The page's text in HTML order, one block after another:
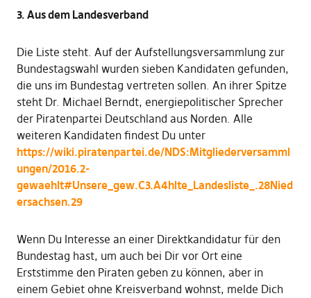
3. Aus dem Landesverband
Die Liste steht. Auf der Aufstellungsversammlung zur
Bundestagswahl wurden sieben Kandidaten gefunden,
die uns im Bundestag vertreten sollen. An ihrer Spitze
steht Dr. Michael Berndt, energiepolitischer Sprecher
der Piratenpartei Deutschland aus Norden. Alle
weiteren Kandidaten findest Du unter
https://wiki.piratenpartei.de/NDS:Mitgliederversamml
ungen/2016.2-
gewaehlt#Unsere_gew.C3.A4hlte_Landesliste_.28Nied
ersachsen.29
Wenn Du Interesse an einer Direktkandidatur für den
Bundestag hast, um auch bei Dir vor Ort eine
Erststimme den Piraten geben zu können, aber in
einem Gebiet ohne Kreisverband wohnst, melde Dich